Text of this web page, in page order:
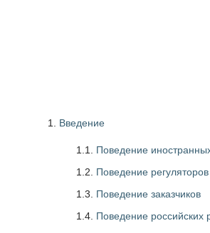
Введение
1.1. Поведение
1.2. Поведение регуляторов
1.3. Поведение заказчиков
1.4. Поведение российских